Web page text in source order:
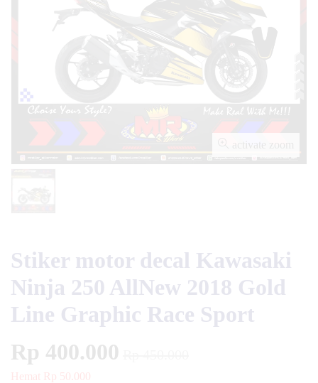
activate zoom
Stiker motor decal Kawasaki
Ninja 250 AllNew 2018 Gold
Line Graphic Race Sport
Rp 400.000
Hemat Rp 50.000